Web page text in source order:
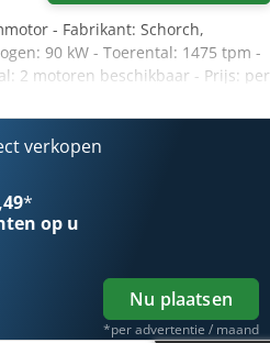
- Fabrikant: Schorch,
90 kW - Toerental: 1475 tpm -
2 motoren beschikbaar - Prijs: per
verkopen
*
op u
Nu plaatsen
*per advertentie / maand